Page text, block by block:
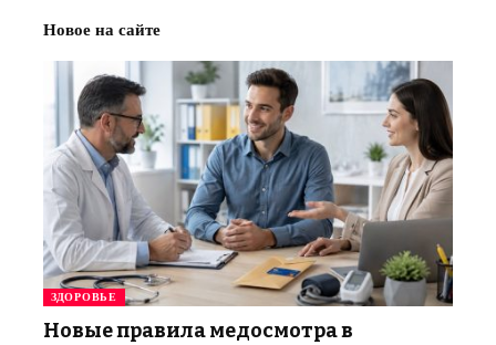
Новое на сайте
ЗДОРОВЬЕ
Новые правила медосмотра в